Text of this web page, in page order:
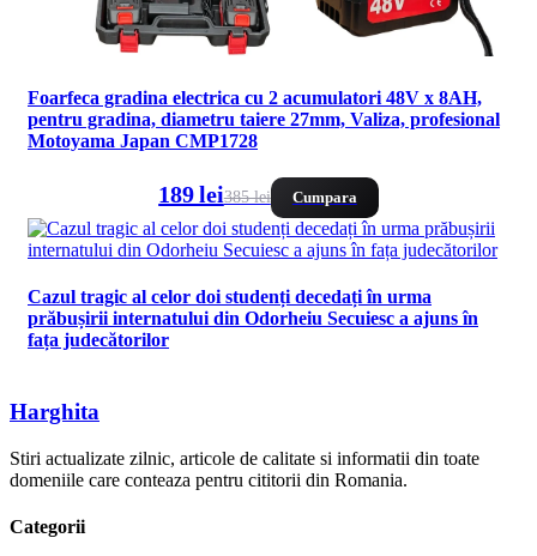
Foarfeca gradina electrica cu 2 acumulatori 48V x 8AH,
pentru gradina, diametru taiere 27mm, Valiza, profesional
Motoyama Japan CMP1728
189 lei385 lei Cumpara
Cazul tragic al celor doi studenți decedați în urma
prăbușirii internatului din Odorheiu Secuiesc a ajuns în
fața judecătorilor
Harghita
Stiri actualizate zilnic, articole de calitate si informatii din toate
domeniile care conteaza pentru cititorii din Romania.
Categorii